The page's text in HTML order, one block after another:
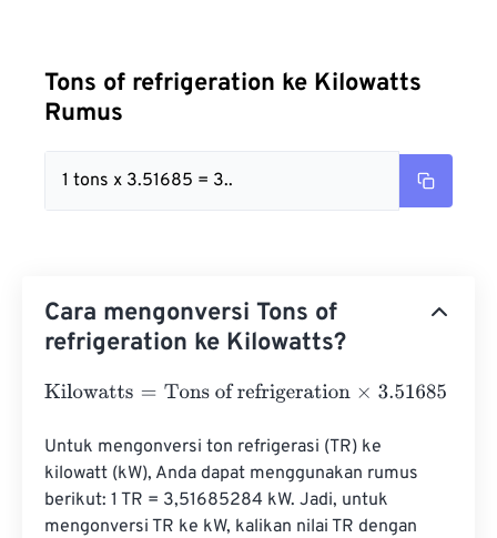
Tons of refrigeration ke Kilowatts
Rumus
1 tons x 3.51685 = 3..
Cara mengonversi Tons of
refrigeration ke Kilowatts?
Kilowatts=Tons of refrigeration×3.51685
Untuk mengonversi ton refrigerasi (TR) ke
kilowatt (kW), Anda dapat menggunakan rumus
berikut: 1 TR = 3,51685284 kW. Jadi, untuk
mengonversi TR ke kW, kalikan nilai TR dengan